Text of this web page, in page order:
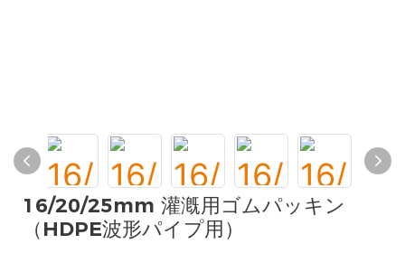
16/20/25mm 灌漑用ゴムパッキン
（HDPE波形パイプ用）